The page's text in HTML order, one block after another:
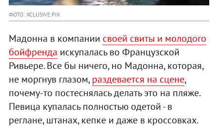
ФОТО: XCLUSIVE PIX
Мадонна в компании своей свиты и молодого
бойфренда искупалась во Французской
Ривьере. Все бы ничего, но Мадонна, которая,
не моргнув глазом,раздевается на сцене,
почему-то постеснялась делать это на пляже.
Певица купалась полностью одетой - в
реглане, штанах, кепке и даже в кроссовках.